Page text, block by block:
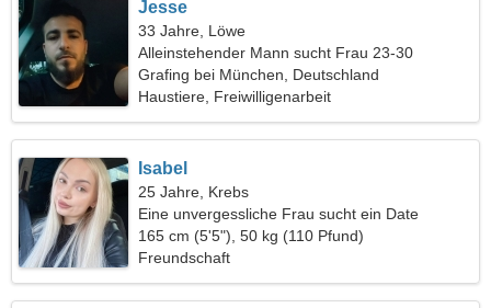
Jesse
33 Jahre, Löwe
Alleinstehender Mann sucht Frau 23-30
Grafing bei München, Deutschland
Haustiere, Freiwilligenarbeit
Isabel
25 Jahre, Krebs
Eine unvergessliche Frau sucht ein Date
165 cm (5'5"), 50 kg (110 Pfund)
Freundschaft